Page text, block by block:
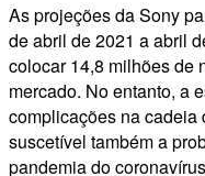
As projeções da Sony
de abril de 2021 a abril
colocar 14,8 milhões de
mercado. No entanto, a
complicações na cadeia
suscetível também a
pandemia do